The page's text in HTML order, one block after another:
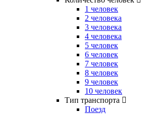
1 человек
2 человека
3 человека
4 человека
5 человек
6 человек
7 человек
8 человек
9 человек
10 человек
Тип транспорта
Поезд